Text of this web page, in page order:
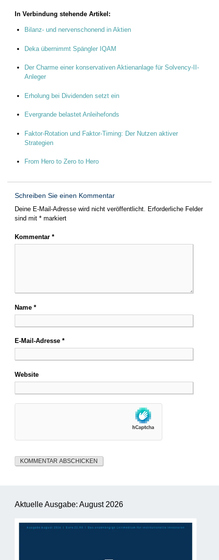
In Verbindung stehende Artikel:
Bilanz- und nervenschonend in Aktien
Deka übernimmt Spängler IQAM
Der Charme einer konservativen Aktienanlage für Solvency-II-
Anleger
Erholung bei Dividenden setzt ein
Evergrande belastet Anleihefonds
Faktor-Rotation und Faktor-Timing: Der Nutzen aktiver
Strategien
From Hero to Zero to Hero
Schreiben Sie einen Kommentar
Deine E-Mail-Adresse wird nicht veröffentlicht. Erforderliche Felder
sind mit * markiert
Kommentar *
Name *
E-Mail-Adresse *
Website
Aktuelle Ausgabe: August 2026